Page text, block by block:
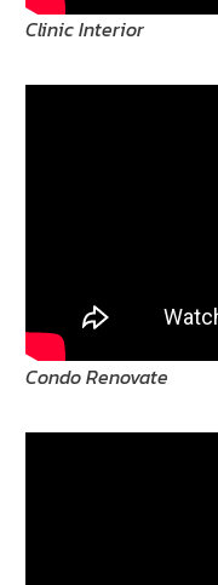
Clinic Interior
Condo Renovate